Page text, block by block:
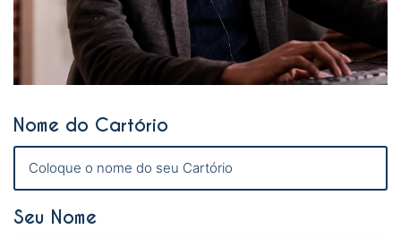
Nome do Cartório
Seu Nome